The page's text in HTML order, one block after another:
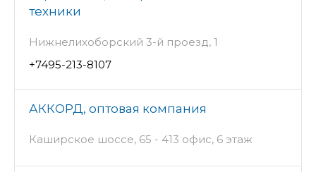
техники
Нижнелихоборский 3-й проезд, 1
+7495-213-8107
АККОРД, оптовая компания
Каширское шоссе, 65 - 413 офис, 6 этаж